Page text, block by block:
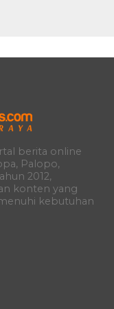
berita online
Palopo,
2012,
konten yang
kebutuhan